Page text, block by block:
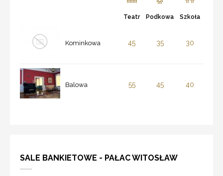
Teatr Podkowa Szkoła
Kominkowa 45 35 30
Balowa 55 45 40
SALE BANKIETOWE - PAŁAC WITOSŁAW